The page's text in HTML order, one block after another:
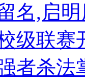
名,启
级联赛
者杀法